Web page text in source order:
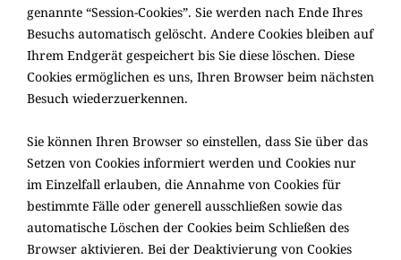
genannte “Session-Cookies”. Sie werden nach Ende Ihres
Besuchs automatisch gelöscht. Andere Cookies bleiben auf
Ihrem Endgerät gespeichert bis Sie diese löschen. Diese
Cookies ermöglichen es uns, Ihren Browser beim nächsten
Besuch wiederzuerkennen.
Sie können Ihren Browser so einstellen, dass Sie über das
Setzen von Cookies informiert werden und Cookies nur
im Einzelfall erlauben, die Annahme von Cookies für
bestimmte Fälle oder generell ausschließen sowie das
automatische Löschen der Cookies beim Schließen des
Browser aktivieren. Bei der Deaktivierung von Cookies